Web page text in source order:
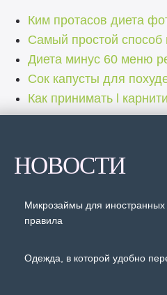
Ким протасов диета
Самый простой способ
Диета минус 60 меню
Сок капусты для
Как принимать l
НОВОСТИ
Микрозаймы для
правила
Одежда, в которой удобно